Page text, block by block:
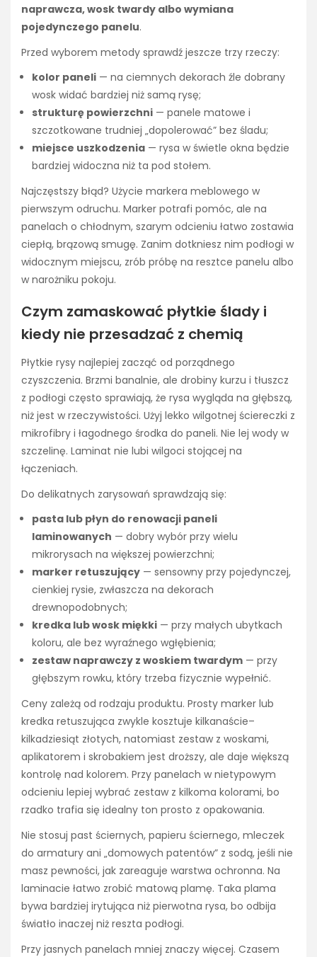
naprawcza, wosk twardy albo wymiana
pojedynczego panelu.
Przed wyborem metody sprawdź jeszcze trzy rzeczy:
kolor paneli — na ciemnych dekorach źle dobrany
wosk widać bardziej niż samą rysę;
strukturę powierzchni — panele matowe i
szczotkowane trudniej „dopolerować” bez śladu;
miejsce uszkodzenia — rysa w świetle okna będzie
bardziej widoczna niż ta pod stołem.
Najczęstszy błąd? Użycie markera meblowego w
pierwszym odruchu. Marker potrafi pomóc, ale na
panelach o chłodnym, szarym odcieniu łatwo zostawia
ciepłą, brązową smugę. Zanim dotkniesz nim podłogi w
widocznym miejscu, zrób próbę na resztce panelu albo
w narożniku pokoju.
Czym zamaskować płytkie ślady i
kiedy nie przesadzać z chemią
Płytkie rysy najlepiej zacząć od porządnego
czyszczenia. Brzmi banalnie, ale drobiny kurzu i tłuszcz
z podłogi często sprawiają, że rysa wygląda na głębszą,
niż jest w rzeczywistości. Użyj lekko wilgotnej ściereczki z
mikrofibry i łagodnego środka do paneli. Nie lej wody w
szczelinę. Laminat nie lubi wilgoci stojącej na
łączeniach.
Do delikatnych zarysowań sprawdzają się:
pasta lub płyn do renowacji paneli
laminowanych — dobry wybór przy wielu
mikrorysach na większej powierzchni;
marker retuszujący — sensowny przy pojedynczej,
cienkiej rysie, zwłaszcza na dekorach
drewnopodobnych;
kredka lub wosk miękki — przy małych ubytkach
koloru, ale bez wyraźnego wgłębienia;
zestaw naprawczy z woskiem twardym — przy
głębszym rowku, który trzeba fizycznie wypełnić.
Ceny zależą od rodzaju produktu. Prosty marker lub
kredka retuszująca zwykle kosztuje kilkanaście–
kilkadziesiąt złotych, natomiast zestaw z woskami,
aplikatorem i skrobakiem jest droższy, ale daje większą
kontrolę nad kolorem. Przy panelach w nietypowym
odcieniu lepiej wybrać zestaw z kilkoma kolorami, bo
rzadko trafia się idealny ton prosto z opakowania.
Nie stosuj past ściernych, papieru ściernego, mleczek
do armatury ani „domowych patentów” z sodą, jeśli nie
masz pewności, jak zareaguje warstwa ochronna. Na
laminacie łatwo zrobić matową plamę. Taka plama
bywa bardziej irytująca niż pierwotna rysa, bo odbija
światło inaczej niż reszta podłogi.
Przy jasnych panelach mniej znaczy więcej. Czasem